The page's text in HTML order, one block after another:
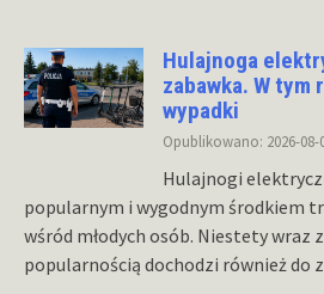
Hulajnoga
zabawka. W
wypadki
Opublikowano: 2026-08-
Hulajnogi
popularnym i wygodnym środkiem
wśród młodych osób. Niestety wraz
popularnością dochodzi również do